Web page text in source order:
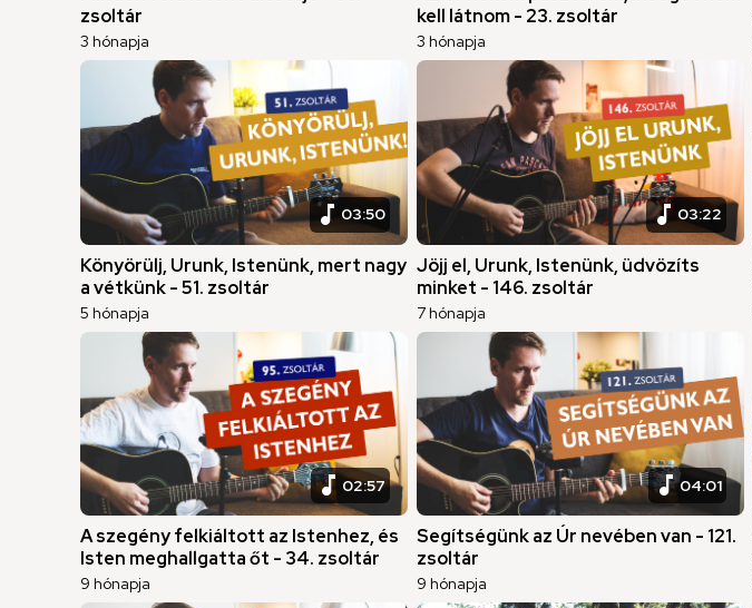
zsoltár
3 hónapja
kell látnom - 23. zsoltár
3 hónapja
music_note 03:50
Könyörülj, Urunk, Istenünk, mert nagy
a vétkünk - 51. zsoltár
5 hónapja
music_note03:22
Jöjj el, Urunk, Istenünk, üdvözíts
minket - 146. zsoltár
7 hónapja
music_note 02:57
A szegény felkiáltott az Istenhez, és
Isten meghallgatta őt - 34. zsoltár
9 hónapja
music_note04:01
Segítségünk az Úr nevében van - 121.
zsoltár
9 hónapja